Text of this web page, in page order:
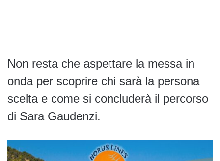
Non resta che aspettare la messa in
onda per scoprire chi sarà la persona
scelta e come si concluderà il percorso
di Sara Gaudenzi.